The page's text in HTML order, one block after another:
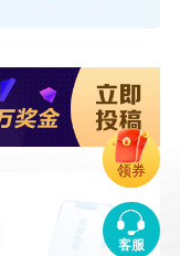
客服
领券